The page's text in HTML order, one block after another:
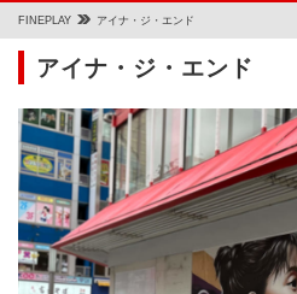
FINEPLAY アイナ・ジ・エンド
アイナ・ジ・エンド